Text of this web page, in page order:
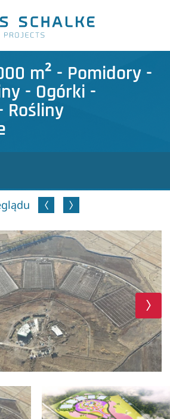
m² - Pomidory -
- Ogórki -
Rośliny